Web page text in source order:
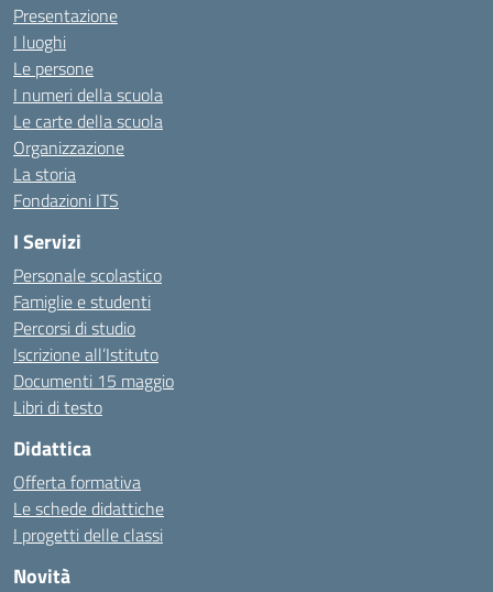
Presentazione
I luoghi
Le persone
I numeri della scuola
Le carte della scuola
Organizzazione
La storia
Fondazioni ITS
I Servizi
Personale scolastico
Famiglie e studenti
Percorsi di studio
Iscrizione all’Istituto
Documenti 15 maggio
Libri di testo
Didattica
Offerta formativa
Le schede didattiche
I progetti delle classi
Novità